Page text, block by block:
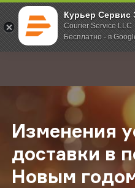
Курьер Сервис
Courier Service LLC
Бесплатно - в
; Главная О компании
Изменения
доставки в
Новым